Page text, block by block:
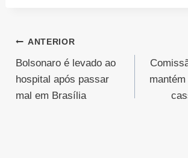
Navegação
de
Post
ANTERIOR
Bolsonaro é levado ao
hospital após passar
mal em Brasília